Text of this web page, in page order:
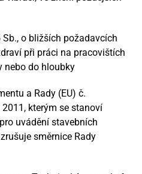
o bližších požadavcích
při práci na pracovištích
nebo do hloubky
a Rady (EU) č.
kterým se stanoví
uvádění stavebních
směrnice Rady